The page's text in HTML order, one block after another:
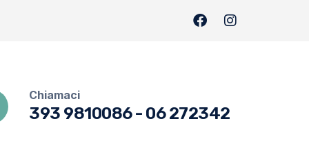
Chiamaci
393 9810086- 06 272342